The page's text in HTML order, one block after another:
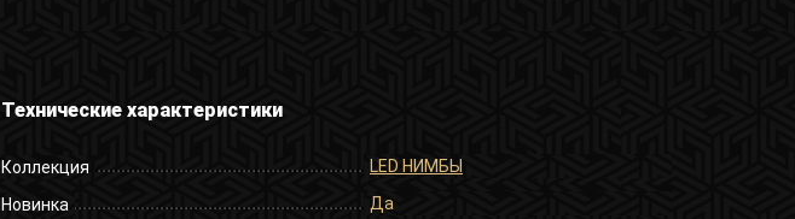
Технические характеристики
Коллекция LED НИМБЫ
Новинка Да